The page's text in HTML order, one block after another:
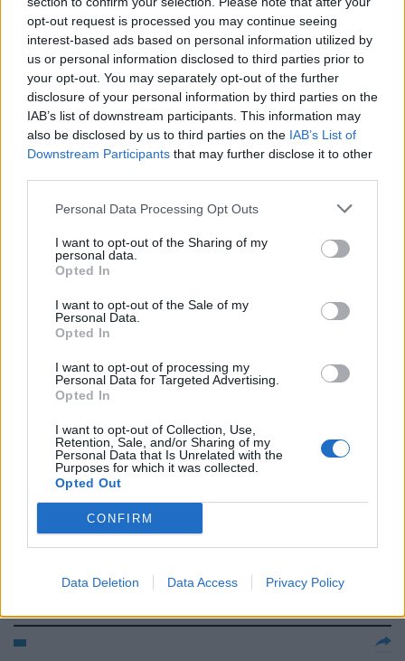
opt-out request is processed you may continue seeing
interest-based ads based on personal information utilized by
us or personal information disclosed to third parties prior to
your opt-out. You may separately opt-out of the further
disclosure of your personal information by third parties on the
IAB’s list of downstream participants. This information may
also be disclosed by us to third parties on the IAB’s List of
Downstream Participants that may further disclose it to other
Personal Data Processing Opt Outs
I want to opt-out of the Sharing of my
personal data.
Opted In
I want to opt-out of the Sale of my
Personal Data.
Opted In
I want to opt-out of processing my
Personal Data for Targeted Advertising.
Opted In
I want to opt-out of Collection, Use,
Retention, Sale, and/or Sharing of my
Personal Data that Is Unrelated with the
Purposes for which it was collected.
Opted Out
CONFIRM
Data Deletion Data Access Privacy Policy
16/08/2009
Phelps, vacanze romane
26/07/2009
«Le carceri romane sono
diventate delle discariche»
19/07/2009
Le romane ripaghino l'affetto dei
tifosi
06/07/2009
Le squadre romane ai play-off
07/06/2009
17/05/2009